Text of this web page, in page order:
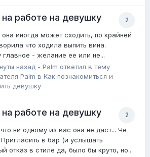
2
на работе на девушку
она иногда может сходить, по крайней
что ходила выпить вина.
главное - желание ее или не...
назад - Palm ответил в тему
Palm в Как познакомиться и
девушку
2
на работе на девушку
ни одному из вас она не даст... Че
Пригласить в бар (и услышать
отказ в стиле да, было бы круто, но...